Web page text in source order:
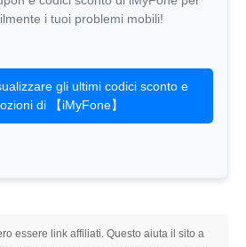
i tuoi problemi mobili!
gli ultimi codici sconto e
di 【iMyFone】
essere link affiliati. Questo aiuta il sito a